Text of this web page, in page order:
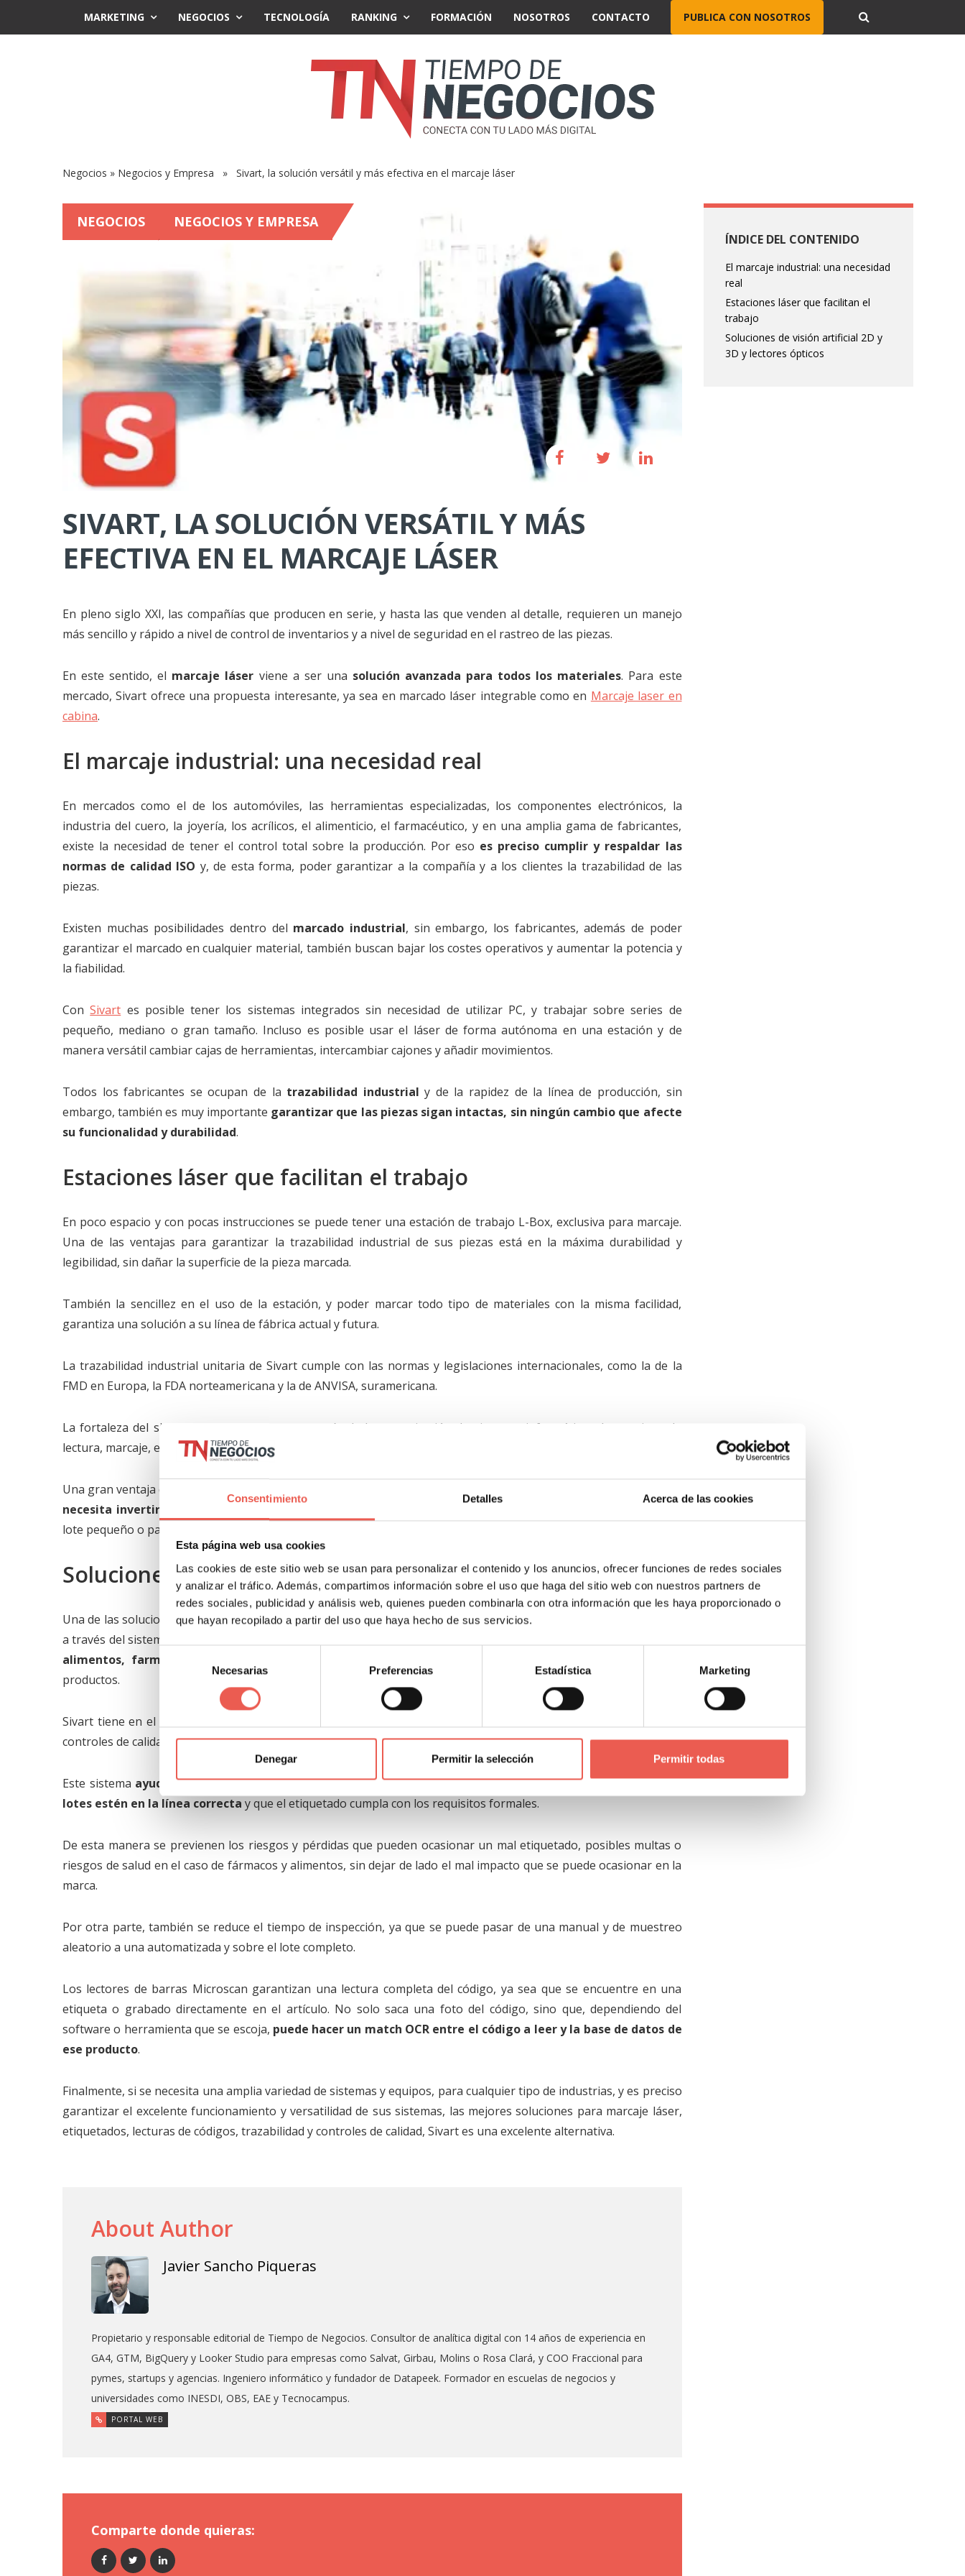
Consentimiento Detalles Acerca de las cookies
Esta página web usa cookies
Las cookies de este sitio web se usan para personalizar el contenido y los anuncios, ofrecer funciones de redes sociales
y analizar el tráfico. Además, compartimos información sobre el uso que haga del sitio web con nuestros partners de
redes sociales, publicidad y análisis web, quienes pueden combinarla con otra información que les haya proporcionado o
que hayan recopilado a partir del uso que haya hecho de sus servicios.
consentimiento
Necesarias Preferencias Estadística Marketing
Denegar Permitir la selección Permitir todas
MARKETING NEGOCIOS TECNOLOGÍA RANKING FORMACIÓN NOSOTROS CONTACTO PUBLICA CON NOSOTROS
Negocios » Negocios y Empresa » Sivart, la solución versátil y más efectiva en el marcaje láser
NEGOCIOS NEGOCIOS Y EMPRESA
SIVART, LA SOLUCIÓN VERSÁTIL Y MÁS
EFECTIVA EN EL MARCAJE LÁSER
En pleno siglo XXI, las compañías que producen en serie, y hasta las que venden al detalle, requieren un manejo
más sencillo y rápido a nivel de control de inventarios y a nivel de seguridad en el rastreo de las piezas.
En este sentido, el marcaje láser viene a ser una solución avanzada para todos los materiales. Para este
mercado, Sivart ofrece una propuesta interesante, ya sea en marcado láser integrable como en Marcaje laser en
cabina.
El marcaje industrial: una necesidad real
En mercados como el de los automóviles, las herramientas especializadas, los componentes electrónicos, la
industria del cuero, la joyería, los acrílicos, el alimenticio, el farmacéutico, y en una amplia gama de fabricantes,
existe la necesidad de tener el control total sobre la producción. Por eso es preciso cumplir y respaldar las
normas de calidad ISO y, de esta forma, poder garantizar a la compañía y a los clientes la trazabilidad de las
piezas.
Existen muchas posibilidades dentro del marcado industrial, sin embargo, los fabricantes, además de poder
garantizar el marcado en cualquier material, también buscan bajar los costes operativos y aumentar la potencia y
la fiabilidad.
ConSivart es posible tener los sistemas integrados sin necesidad de utilizar PC, y trabajar sobre series de
pequeño, mediano o gran tamaño. Incluso es posible usar el láser de forma autónoma en una estación y de
manera versátil cambiar cajas de herramientas, intercambiar cajones y añadir movimientos.
Todos los fabricantes se ocupan de la trazabilidad industrial y de la rapidez de la línea de producción, sin
embargo, también es muy importante garantizar que las piezas sigan intactas, sin ningún cambio que afecte
su funcionalidad y durabilidad.
Estaciones láser que facilitan el trabajo
En poco espacio y con pocas instrucciones se puede tener una estación de trabajo L-Box, exclusiva para marcaje.
Una de las ventajas para garantizar la trazabilidad industrial de sus piezas está en la máxima durabilidad y
legibilidad, sin dañar la superficie de la pieza marcada.
También la sencillez en el uso de la estación, y poder marcar todo tipo de materiales con la misma facilidad,
garantiza una solución a su línea de fábrica actual y futura.
La trazabilidad industrial unitaria de Sivart cumple con las normas y legislaciones internacionales, como la de la
FMD en Europa, la FDA norteamericana y la de ANVISA, suramericana.
La fortaleza del sistema se logra integrar a través de la comunicación de sistemas informáticos, los equipos de
lectura, marcaje, etiquetaje y verificación.
Una gran ventaja dentro de los costes de operación es que
necesita invertir en materiales de recarga o consumibles
lote pequeño o para uno de mayor tamaño.
Soluciones de visión artificial 2D y 3D y lectores ópticos
Una de las soluciones más avanzadas en esta tecnología tiene que ver con la inspección e identificación automática
a través del sistema para visión artificial 2D y 3D. Esta
alimentos, farmacéuticos y algunos industriales
productos.
Sivart tiene en el mercado una amplia variedad de productos, programas y aplicaciones que permiten excelentes
controles de calidad del embalaje, rastreo, mediciones y sistemas de reconocimiento OCR.
Este sistema ayuda a prevenir errores de lectura en el código de barras del embalaje, a controlar que los
lotes estén en la línea correcta y que el etiquetado cumpla con los requisitos formales.
De esta manera se previenen los riesgos y pérdidas que pueden ocasionar un mal etiquetado, posibles multas o
riesgos de salud en el caso de fármacos y alimentos, sin dejar de lado el mal impacto que se puede ocasionar en la
marca.
Por otra parte, también se reduce el tiempo de inspección, ya que se puede pasar de una manual y de muestreo
aleatorio a una automatizada y sobre el lote completo.
Los lectores de barras Microscan garantizan una lectura completa del código, ya sea que se encuentre en una
etiqueta o grabado directamente en el artículo. No solo saca una foto del código, sino que, dependiendo del
software o herramienta que se escoja, puede hacer un match OCR entre el código a leer y la base de datos de
ese producto.
Finalmente, si se necesita una amplia variedad de sistemas y equipos, para cualquier tipo de industrias, y es preciso
garantizar el excelente funcionamiento y versatilidad de sus sistemas, las mejores soluciones para marcaje láser,
etiquetados, lecturas de códigos, trazabilidad y controles de calidad, Sivart es una excelente alternativa.
ÍNDICE DEL CONTENIDO
El marcaje industrial: una necesidad
real
Estaciones láser que facilitan el
trabajo
Soluciones de visión artificial 2D y
3D y lectores ópticos
About Author
Javier Sancho Piqueras
Propietario y responsable editorial de Tiempo de Negocios. Consultor de analítica digital con 14 años de experiencia en
GA4, GTM, BigQuery y Looker Studio para empresas como Salvat, Girbau, Molins o Rosa Clará, y COO Fraccional para
pymes, startups y agencias. Ingeniero informático y fundador de Datapeek. Formador en escuelas de negocios y
universidades como INESDI, OBS, EAE y Tecnocampus.
PORTAL WEB
Comparte donde quieras: